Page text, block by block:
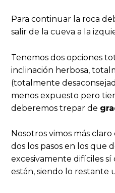
Para continuar la roca
salir de la cueva a la
Tenemos dos opciones
inclinación herbosa,
(totalmente
menos expuesto pero
deberemos trepar de
Nosotros vimos más claro
dos los pasos en los que
excesivamente difíciles
están, siendo lo restante